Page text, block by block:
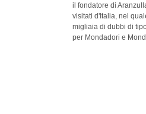
il fondatore di
visitati d'Italia, nel
migliaia di dubbi di
per Mondadori e